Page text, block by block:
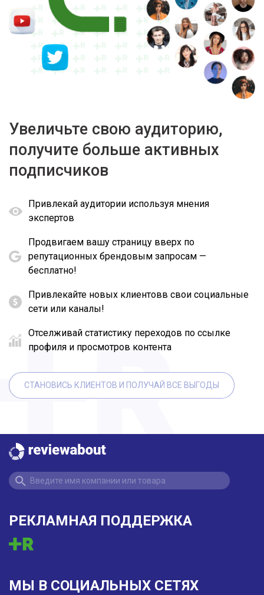
Увеличьте свою аудиторию,
получите больше активных
подписчиков
Привлекай аудитории используя мнения
экспертов
Продвигаем вашу страницу вверх по
репутационных брендовым запросам —
бесплатно!
Привлекайте новых клиентовв свои социальные
сети или каналы!
Отселживай статистику переходов по ссылке
профиля и просмотров контента
СТАНОВИСЬ КЛИЕНТОВ И ПОЛУЧАЙ ВСЕ ВЫГОДЫ
РЕКЛАМНАЯ ПОДДЕРЖКА
МЫ В СОЦИАЛЬНЫХ СЕТЯХ